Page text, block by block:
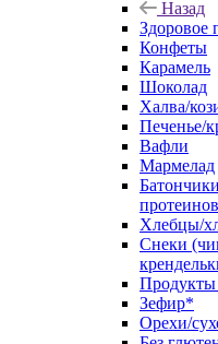
Назад
Здоровое
Конфеты
Карамель
Шоколад
Халва/
Печенье/
Вафли
Мармелад
Хлебцы/
Снеки
Продукты
Зефир*
Орехи/